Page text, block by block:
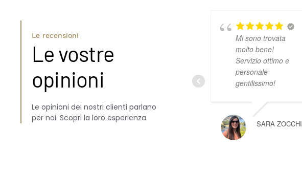
Le recensioni
Le vostre
opinioni
Le opinioni dei nostri clienti parlano
per noi. Scopri la loro esperienza.
Mi sono trovata
molto bene!
Servizio ottimo e
personale
gentilissimo!
SARA ZOCCHI